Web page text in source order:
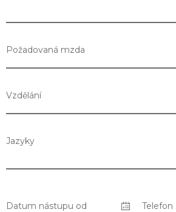
Požadovaná mzda
Vzdělání
Jazyky
Datum nástupu od Telefon